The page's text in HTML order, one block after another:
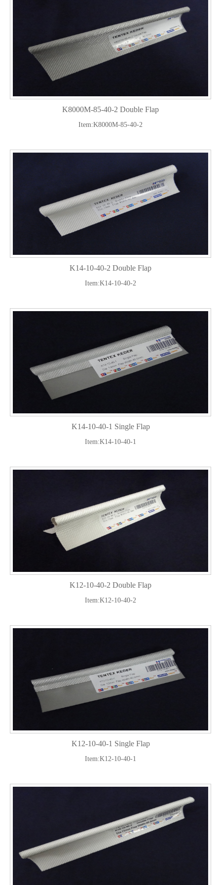
K8000M-85-40-2 Double Flap
Item:K8000M-85-40-2
K14-10-40-2 Double Flap
Item:K14-10-40-2
K14-10-40-1 Single Flap
Item:K14-10-40-1
K12-10-40-2 Double Flap
Item:K12-10-40-2
K12-10-40-1 Single Flap
Item:K12-10-40-1